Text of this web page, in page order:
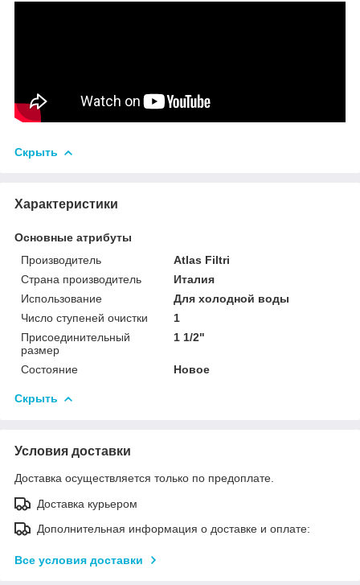
Скрыть
Характеристики
Основные атрибуты
Производитель
Atlas Filtri
Страна производитель
Италия
Использование
Для холодной воды
Число ступеней очистки
1
Присоединительный
размер
1 1/2"
Состояние Новое
Скрыть
Условия доставки
Доставка осуществляется только по предоплате.
Доставка курьером
Дополнительная информация о доставке и оплате:
Все условия доставки